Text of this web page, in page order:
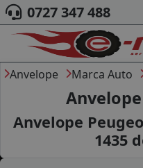
ACASA
DESPRE
ANVELOPE
AUTO
0727 347 488
Anvelope Marca Auto
Anvelope
1435